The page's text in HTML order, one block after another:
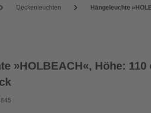
Deckenleuchten Hängeleuchte
»HOLBEACH«, Höhe: 110